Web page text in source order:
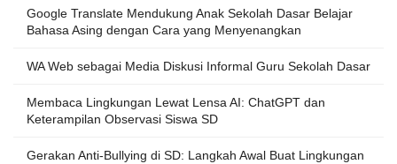
Google Translate Mendukung Anak Sekolah Dasar Belajar
Bahasa Asing dengan Cara yang Menyenangkan
WA Web sebagai Media Diskusi Informal Guru Sekolah Dasar
Membaca Lingkungan Lewat Lensa AI: ChatGPT dan
Keterampilan Observasi Siswa SD
Gerakan Anti-Bullying di SD: Langkah Awal Buat Lingkungan